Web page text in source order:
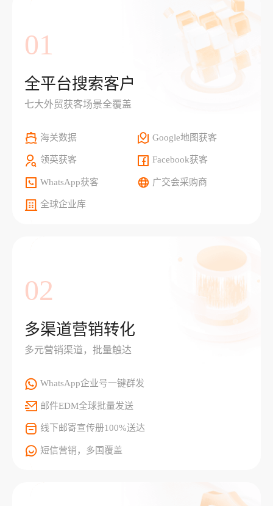
01
全平台搜索客户
七大外贸获客场景全覆盖
海关数据 Google地图获客
领英获客 Facebook获客
WhatsApp获客 广交会采购商
全球企业库
02
多渠道营销转化
多元营销渠道，批量触达
WhatsApp企业号一键群发
邮件EDM全球批量发送
线下邮寄宣传册100%送达
短信营销，多国覆盖